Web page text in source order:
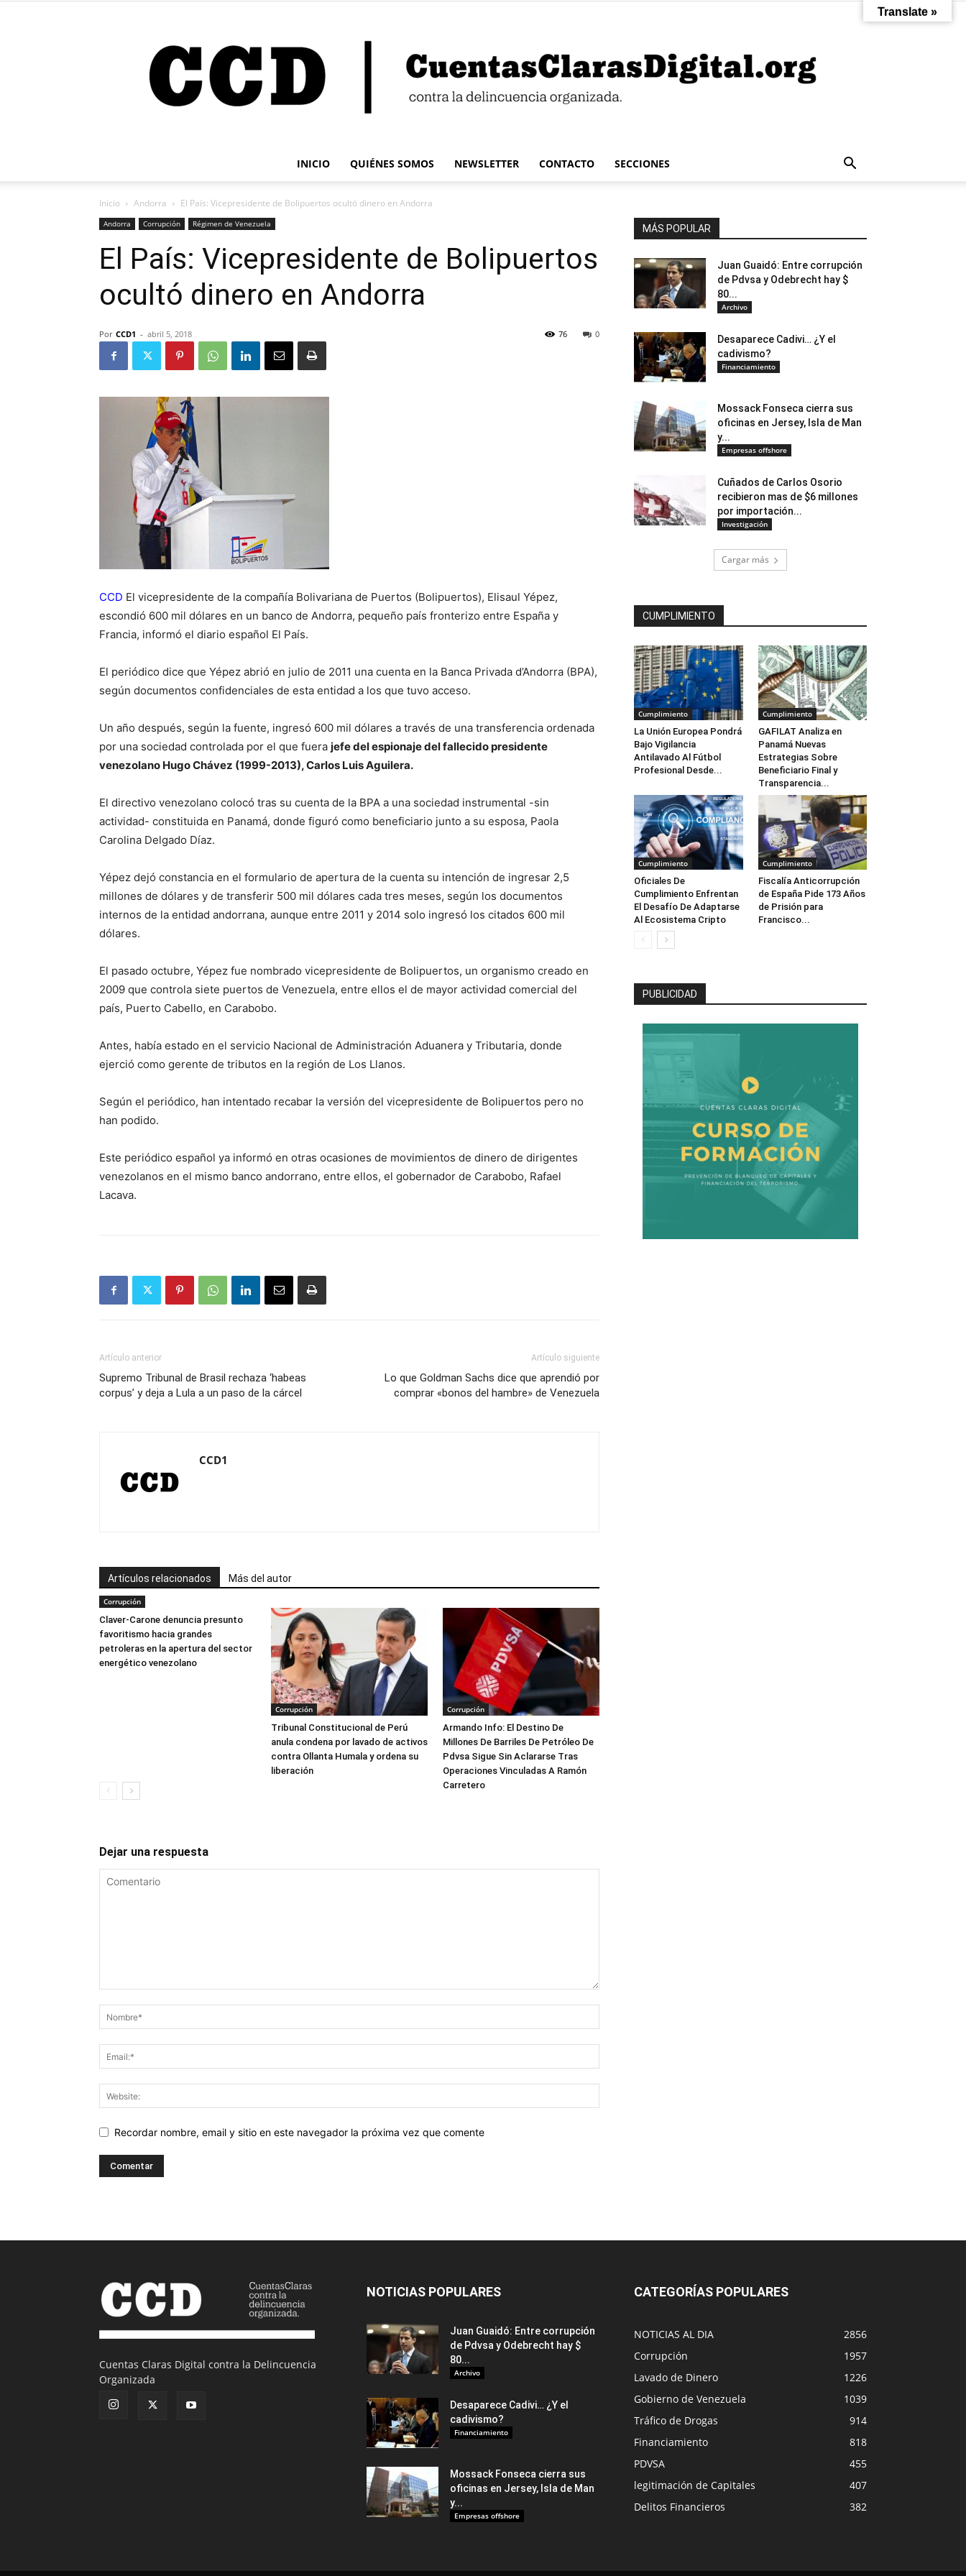
INICIO QUIÉNES SOMOS NEWSLETTER CONTACTO SECCIONES
Inicio Andorra El País: Vicepresidente de Bolipuertos ocultó dinero en Andorra
Andorra Corrupción Régimen de Venezuela
El País: Vicepresidente de Bolipuertos
ocultó dinero en Andorra
Por CCD1 - abril 5, 2018 0
76
CCD El vicepresidente de la compañía Bolivariana de Puertos (Bolipuertos), Elisaul Yépez,
escondió 600 mil dólares en un banco de Andorra, pequeño país fronterizo entre España y
Francia, informó el diario español El País.
El periódico dice que Yépez abrió en julio de 2011 una cuenta en la Banca Privada d’Andorra (BPA),
según documentos confidenciales de esta entidad a los que tuvo acceso.
Un año después, según la fuente, ingresó 600 mil dólares a través de una transferencia ordenada
por una sociedad controlada por el que fuera jefe del espionaje del fallecido presidente
venezolano Hugo Chávez (1999-2013), Carlos Luis Aguilera.
El directivo venezolano colocó tras su cuenta de la BPA a una sociedad instrumental -sin
actividad- constituida en Panamá, donde figuró como beneficiario junto a su esposa, Paola
Carolina Delgado Díaz.
Yépez dejó constancia en el formulario de apertura de la cuenta su intención de ingresar 2,5
millones de dólares y de transferir 500 mil dólares cada tres meses, según los documentos
internos de la entidad andorrana, aunque entre 2011 y 2014 solo ingresó los citados 600 mil
dólares.
El pasado octubre, Yépez fue nombrado vicepresidente de Bolipuertos, un organismo creado en
2009 que controla siete puertos de Venezuela, entre ellos el de mayor actividad comercial del
país, Puerto Cabello, en Carabobo.
Antes, había estado en el servicio Nacional de Administración Aduanera y Tributaria, donde
ejerció como gerente de tributos en la región de Los Llanos.
Según el periódico, han intentado recabar la versión del vicepresidente de Bolipuertos pero no
han podido.
Este periódico español ya informó en otras ocasiones de movimientos de dinero de dirigentes
venezolanos en el mismo banco andorrano, entre ellos, el gobernador de Carabobo, Rafael
Lacava.
Artículo anterior
Supremo Tribunal de Brasil rechaza ‘habeas
corpus’ y deja a Lula a un paso de la cárcel
Artículo siguiente
Lo que Goldman Sachs dice que aprendió por
comprar «bonos del hambre» de Venezuela
CCD1
Artículos relacionados Más del autor
Corrupción
Claver-Carone denuncia presunto
favoritismo hacia grandes
petroleras en la apertura del sector
energético venezolano
Corrupción
Tribunal Constitucional de Perú
anula condena por lavado de activos
contra Ollanta Humala y ordena su
liberación
Corrupción
Armando Info: El Destino De
Millones De Barriles De Petróleo De
Pdvsa Sigue Sin Aclararse Tras
Operaciones Vinculadas A Ramón
Carretero
Dejar una respuesta
Recordar nombre, email y sitio en este navegador la próxima vez que comente
MÁS POPULAR
Juan Guaidó: Entre corrupción
de Pdvsa y Odebrecht hay $
80...
Archivo
Desaparece Cadivi… ¿Y el
cadivismo?
Financiamiento
Mossack Fonseca cierra sus
oficinas en Jersey, Isla de Man
y...
Empresas offshore
Cuñados de Carlos Osorio
recibieron mas de $6 millones
por importación...
Investigación
Cargar más
CUMPLIMIENTO
Cumplimiento
La Unión Europea Pondrá
Bajo Vigilancia
Antilavado Al Fútbol
Profesional Desde...
Cumplimiento
GAFILAT Analiza en
Panamá Nuevas
Estrategias Sobre
Beneficiario Final y
Transparencia...
Cumplimiento
Oficiales De
Cumplimiento Enfrentan
El Desafío De Adaptarse
Al Ecosistema Cripto
Cumplimiento
Fiscalía Anticorrupción
de España Pide 173 Años
de Prisión para
Francisco...
PUBLICIDAD
Cuentas Claras Digital contra la Delincuencia
Organizada
NOTICIAS POPULARES
Juan Guaidó: Entre corrupción
de Pdvsa y Odebrecht hay $
80...
Archivo
Desaparece Cadivi… ¿Y el
cadivismo?
Financiamiento
Mossack Fonseca cierra sus
oficinas en Jersey, Isla de Man
y...
Empresas offshore
CATEGORÍAS POPULARES
NOTICIAS AL DIA
2856
Corrupción
1957
Lavado de Dinero
1226
Gobierno de Venezuela
1039
Tráfico de Drogas
914
Financiamiento
818
PDVSA
455
legitimación de Capitales
407
Delitos Financieros
382
Translate »